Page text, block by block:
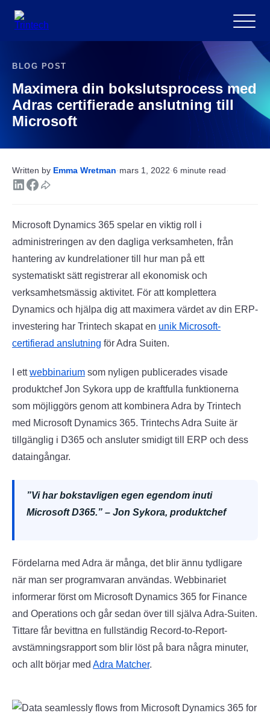
Meny
BLOG POST
Maximera din bokslutsprocess med
Adras certifierade anslutning till
Microsoft
Written by Emma Wretman·mars 1, 2022·6 minute read·
Microsoft Dynamics 365 spelar en viktig roll i
administreringen av den dagliga verksamheten, från
hantering av kundrelationer till hur man på ett
systematiskt sätt registrerar all ekonomisk och
verksamhetsmässig aktivitet. För att komplettera
Dynamics och hjälpa dig att maximera värdet av din ERP-
investering har Trintech skapat en unik Microsoft-
certifierad anslutning för Adra Suiten.
I ettwebbinarium som nyligen publicerades visade
produktchef Jon Sykora upp de kraftfulla funktionerna
som möjliggörs genom att kombinera Adra by Trintech
med Microsoft Dynamics 365. Trintechs Adra Suite är
tillgänglig i D365 och ansluter smidigt till ERP och dess
dataingångar.
”Vi har bokstavligen egen egendom inuti
Microsoft D365.” – Jon Sykora, produktchef
Fördelarna med Adra är många, det blir ännu tydligare
när man ser programvaran användas. Webbinariet
informerar först om Microsoft Dynamics 365 for Finance
and Operations och går sedan över till själva Adra-Suiten.
Tittare får bevittna en fullständig Record-to-Report-
avstämningsrapport som blir löst på bara några minuter,
och allt börjar med Adra Matcher.